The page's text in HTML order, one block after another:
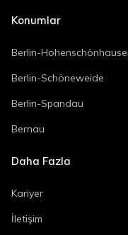
Konumlar
Berlin-
Berlin-Schöneweide
Berlin-Spandau
Bernau
Daha Fazla
Kariyer
İletişim